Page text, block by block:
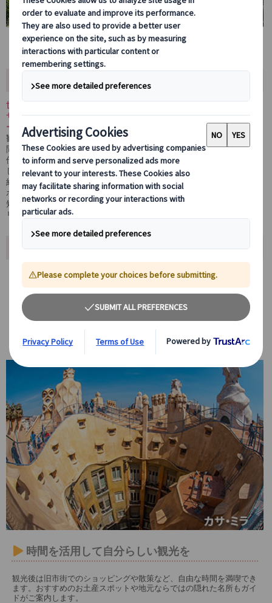
世界遺産であるガウディ建築の中から、「カサ・ミラ」または「カ
サ・バトリョ」を選んで内部見学ができる贅沢なプライベートツア
ー！
観光後は、旧市街でのショッピングや地元グルメを満喫する自由時
間を楽しめます。
他のお客様と一緒になることがないため、気兼ねなく、ゆったりと
したペースで観光が可能。
経験豊富な日本語ガイドが同行し、現地の知識や情報をしっかりサ
ポートするので、スペイン語がわからなくても安心です。
短時間でバルセロナの魅力をぎゅっと詰め込んだ、初めての方にも
リピーターにもおすすめのツアーです。
ツアーポイント
ガウディ建築の象徴を選んで観光
世界遺産の
「カサ・バトリョ」または「カサ・ミラ」からお好きな1
カ所を選んで入場見学。
内部では、日本語ガイドがガウディ建築の魅力を詳しく解説します。
ラ」の波打つ屋根と屋上庭園はどちらも一見の価値あり。
時間を活用して自分らしい観光を
観光後は旧市街でのショッピングや散策など、自由な時間を満喫でき
ます。おすすめのお土産スポットや地元ならではの隠れた名所もガイ
ドがご案内します。